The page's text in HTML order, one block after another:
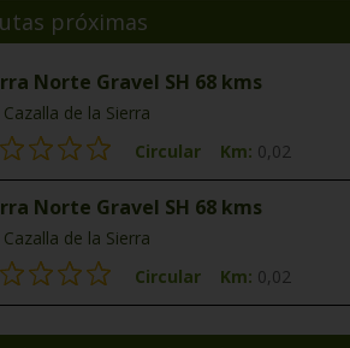
próximas
Norte Gravel SH 68 kms
Cazalla de la Sierra
Circular
Km: 0,02
Norte Gravel SH 68 kms
Cazalla de la Sierra
Circular
Km: 0,02